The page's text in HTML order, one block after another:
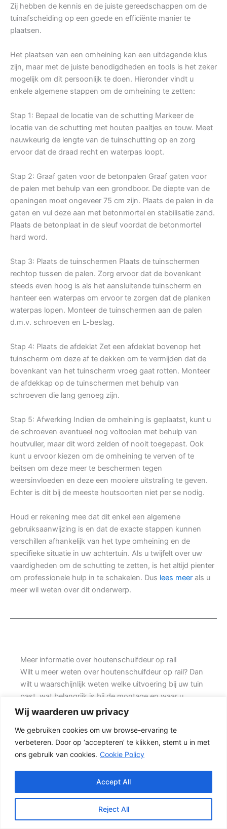
Wij waarderen uw privacy
We gebruiken cookies om uw browse-ervaring te
verbeteren. Door op ‘accepteren’ te klikken, stemt u in met
ons gebruik van cookies. Cookie Policy
Reject All
Accept All
Zij hebben de kennis en de juiste gereedschappen om de
tuinafscheiding op een goede en efficiënte manier te
plaatsen.
Het plaatsen van een omheining kan een uitdagende klus
zijn, maar met de juiste benodigdheden en tools is het zeker
mogelijk om dit persoonlijk te doen. Hieronder vindt u
enkele algemene stappen om de omheining te zetten:
Stap 1: Bepaal de locatie van de schutting Markeer de
locatie van de schutting met houten paaltjes en touw. Meet
nauwkeurig de lengte van de tuinschutting op en zorg
ervoor dat de draad recht en waterpas loopt.
Stap 2: Graaf gaten voor de betonpalen Graaf gaten voor
de palen met behulp van een grondboor. De diepte van de
openingen moet ongeveer 75 cm zijn. Plaats de palen in de
gaten en vul deze aan met betonmortel en stabilisatie zand.
Plaats de betonplaat in de sleuf voordat de betonmortel
hard word.
Stap 3: Plaats de tuinschermen Plaats de tuinschermen
rechtop tussen de palen. Zorg ervoor dat de bovenkant
steeds even hoog is als het aansluitende tuinscherm en
hanteer een waterpas om ervoor te zorgen dat de planken
waterpas lopen. Monteer de tuinschermen aan de palen
d.m.v. schroeven en L-beslag.
Stap 4: Plaats de afdeklat Zet een afdeklat bovenop het
tuinscherm om deze af te dekken om te vermijden dat de
bovenkant van het tuinscherm vroeg gaat rotten. Monteer
de afdekkap op de tuinschermen met behulp van
schroeven die lang genoeg zijn.
Stap 5: Afwerking Indien de omheining is geplaatst, kunt u
de schroeven eventueel nog voltooien met behulp van
houtvuller, maar dit word zelden of nooit toegepast. Ook
kunt u ervoor kiezen om de omheining te verven of te
beitsen om deze meer te beschermen tegen
weersinvloeden en deze een mooiere uitstraling te geven.
Echter is dit bij de meeste houtsoorten niet per se nodig.
Houd er rekening mee dat dit enkel een algemene
gebruiksaanwijzing is en dat de exacte stappen kunnen
verschillen afhankelijk van het type omheining en de
specifieke situatie in uw achtertuin. Als u twijfelt over uw
vaardigheden om de schutting te zetten, is het altijd pienter
om professionele hulp in te schakelen. Dus lees meer als u
meer wil weten over dit onderwerp.
Meer informatie over houtenschuifdeur op rail
Wilt u meer weten over houtenschuifdeur op rail? Dan
wilt u waarschijnlijk weten welke uitvoering bij uw tuin
past, wat belangrijk is bij de montage en waar u
rekening mee moet houden voordat u een offerte
nieuwbouwwoningen en denkt mee over een
duurzame oplossing.
Een nette tuinafscheiding vraagt om meer dan alleen
een paar schermen en palen. Wilt u zo min mogelijk
onderhoud, dan is een betonschutting of hout-beton
combinatie vaak een slimme keuze. Daarom is
persoonlijk advies vaak beter dan alleen online een